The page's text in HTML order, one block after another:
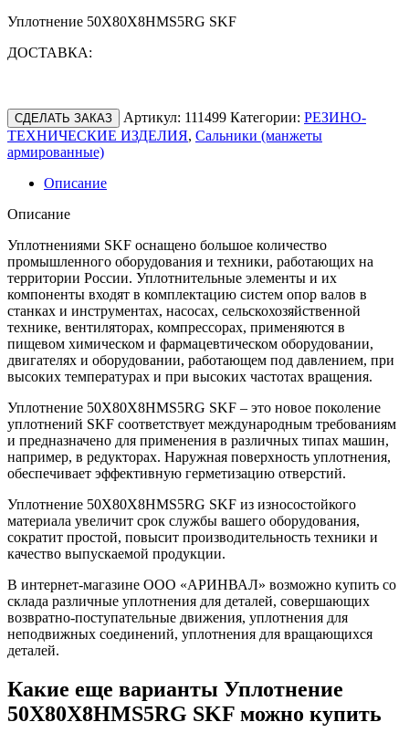
Уплотнение 50X80X8HMS5RG SKF
ДОСТАВКА:
СДЕЛАТЬ ЗАКАЗ Артикул: 111499 Категории: РЕЗИНО-
ТЕХНИЧЕСКИЕ ИЗДЕЛИЯ, Сальники (манжеты
армированные)
Описание
Описание
Уплотнениями SKF оснащено большое количество
промышленного оборудования и техники, работающих на
территории России. Уплотнительные элементы и их
компоненты входят в комплектацию систем опор валов в
станках и инструментах, насосах, сельскохозяйственной
технике, вентиляторах, компрессорах, применяются в
пищевом химическом и фармацевтическом оборудовании,
двигателях и оборудовании, работающем под давлением, при
высоких температурах и при высоких частотах вращения.
Уплотнение 50X80X8HMS5RG SKF – это новое поколение
уплотнений SKF соответствует международным требованиям
и предназначено для применения в различных типах машин,
например, в редукторах. Наружная поверхность уплотнения,
обеспечивает эффективную герметизацию отверстий.
Уплотнение 50X80X8HMS5RG SKF из износостойкого
материала увеличит срок службы вашего оборудования,
сократит простой, повысит производительность техники и
качество выпускаемой продукции.
В интернет-магазине ООО «АРИНВАЛ» возможно купить со
склада различные уплотнения для деталей, совершающих
возвратно-поступательные движения, уплотнения для
неподвижных соединений, уплотнения для вращающихся
деталей.
Какие еще варианты Уплотнение
50X80X8HMS5RG SKF можно купить